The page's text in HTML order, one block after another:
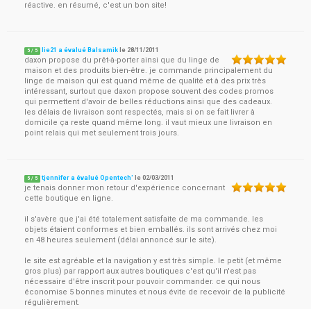
réactive. en résumé, c'est un bon site!
5 / 5 lie21 a évalué Balsamik le 28/11/2011
daxon propose du prêt-à-porter ainsi que du linge de
maison et des produits bien-être. je commande principalement du
linge de maison qui est quand même de qualité et à des prix très
intéressant, surtout que daxon propose souvent des codes promos
qui permettent d'avoir de belles réductions ainsi que des cadeaux.
les délais de livraison sont respectés, mais si on se fait livrer à
domicile ça reste quand même long. il vaut mieux une livraison en
point relais qui met seulement trois jours.
5 / 5 tjennifer a évalué Opentech' le02/03/2011
je tenais donner mon retour d'expérience concernant
cette boutique en ligne.
il s'avère que j'ai été totalement satisfaite de ma commande. les
objets étaient conformes et bien emballés. ils sont arrivés chez moi
en 48 heures seulement (délai annoncé sur le site).
le site est agréable et la navigation y est très simple. le petit (et même
gros plus) par rapport aux autres boutiques c'est qu'il n'est pas
nécessaire d'être inscrit pour pouvoir commander. ce qui nous
économise 5 bonnes minutes et nous évite de recevoir de la publicité
régulièrement.